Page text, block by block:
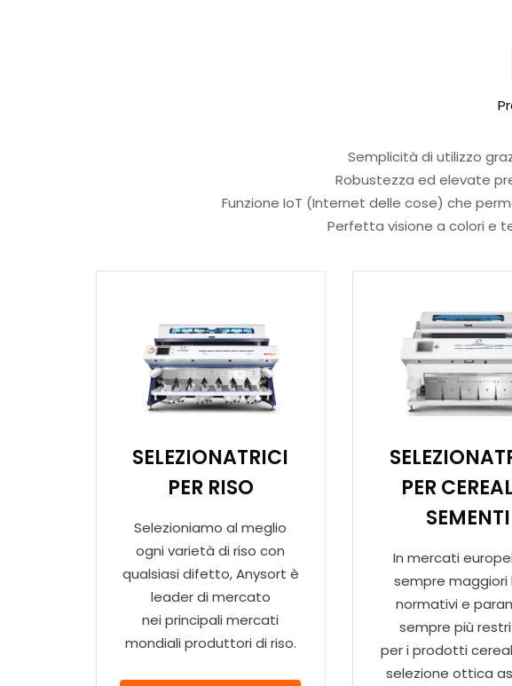
Semplicità di utilizzo
Robustezza ed elevate
Funzione IoT (Internet delle cose) che
Perfetta visione a colori e
SELEZIONATRICI
PER RISO
Selezioniamo al meglio
ogni varietà di riso con
qualsiasi difetto, Anysort è
leader di mercato
nei principali mercati
mondiali produttori di riso.
PER
SEMENTI
In mercati
sempre maggiori
normativi e
sempre più
per i prodotti
selezione ottica